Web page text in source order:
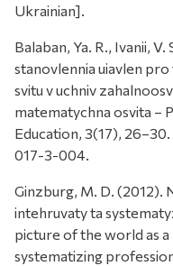
Ukrainian].
Balaban, Ya. R., Ivanii,
stanovlennia uiavlen
svitu v uchniv
matematychna osvita –
Education, 3(17),
017-3-004.
Ginzburg, M. D. (2012).
intehruvaty ta
picture of the world as
systematizing